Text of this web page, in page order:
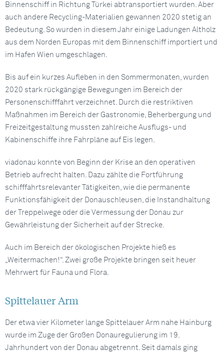
Binnenschiff in Richtung Türkei abtransportiert wurden. Aber
auch andere Recycling-Materialien gewannen 2020 stetig an
Bedeutung. So wurden in diesem Jahr einige Ladungen Altholz
aus dem Norden Europas mit dem Binnenschiff importiert und
im Hafen Wien umgeschlagen.
Bis auf ein kurzes Aufleben in den Sommermonaten, wurden
2020 stark rückgängige Bewegungen im Bereich der
Personenschifffahrt verzeichnet. Durch die restriktiven
Maßnahmen im Bereich der Gastronomie, Beherbergung und
Freizeitgestaltung mussten zahlreiche Ausflugs- und
Kabinenschiffe ihre Fahrpläne auf Eis legen.
viadonau konnte von Beginn der Krise an den operativen
Betrieb aufrecht halten. Dazu zählte die Fortführung
schifffahrtsrelevanter Tätigkeiten, wie die permanente
Funktionsfähigkeit der Donauschleusen, die Instandhaltung
der Treppelwege oder die Vermessung der Donau zur
Gewährleistung der Sicherheit auf der Strecke.
Auch im Bereich der ökologischen Projekte hieß es
„Weitermachen!“. Zwei große Projekte bringen seit heuer
Mehrwert für Fauna und Flora.
Spittelauer Arm
Der etwa vier Kilometer lange Spittelauer Arm nahe Hainburg
wurde im Zuge der Großen Donauregulierung im 19.
Jahrhundert von der Donau abgetrennt. Seit damals ging